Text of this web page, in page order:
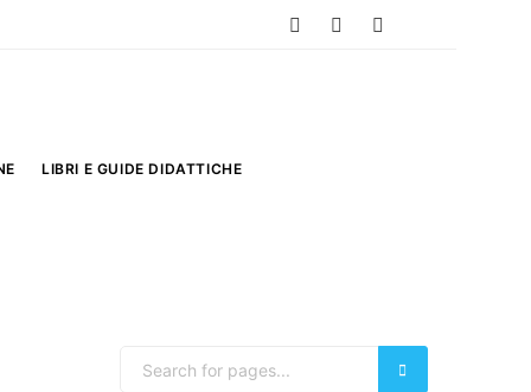
LIBRI E GUIDE DIDATTICHE